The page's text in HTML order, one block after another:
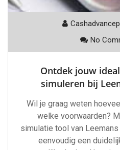
No
Ontdek jouw
simuleren bij
Wil je graag weten
welke voorwaarden?
simulatie tool van
eenvoudig een